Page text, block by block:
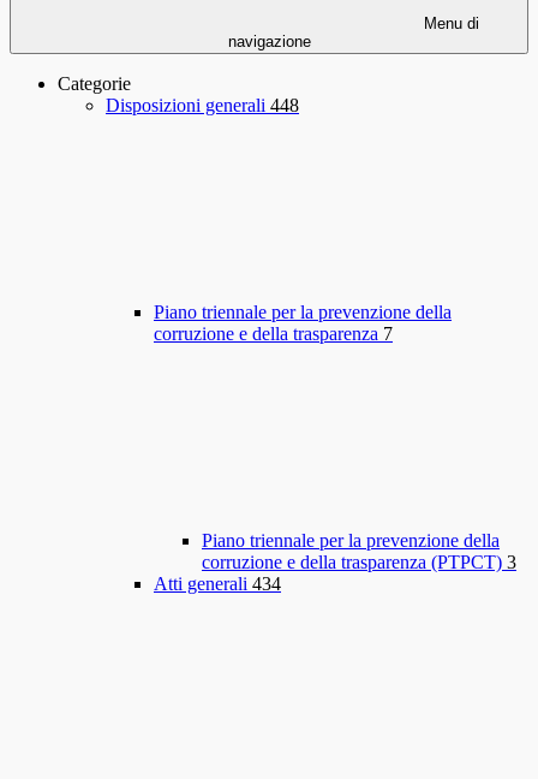
Menu di
navigazione
Categorie
Disposizioni generali 448
Piano triennale per la prevenzione della
corruzione e della trasparenza 7
Piano triennale per la prevenzione della
corruzione e della trasparenza (PTPCT) 3
Atti generali 434